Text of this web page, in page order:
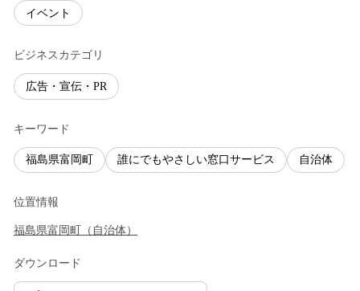
イベント
ビジネスカテゴリ
広告・宣伝・PR
キーワード
福島県富岡町 誰にでもやさしい窓口サービス 自治体
位置情報
福島県富岡町 （ 自治体）
ダウンロード